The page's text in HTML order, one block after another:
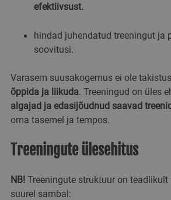
efektiivsust.
hindad juhendatud treeningut ja
soovitusi.
Varasem suusakogemus ei ole
õppida ja liikuda. Treeningud on üles
algajad ja edasijõudnud saavad
oma tasemel ja tempos.
Treeningute ülesehitus
NB!Treeningute struktuur on teadlikult
suurel sambal: